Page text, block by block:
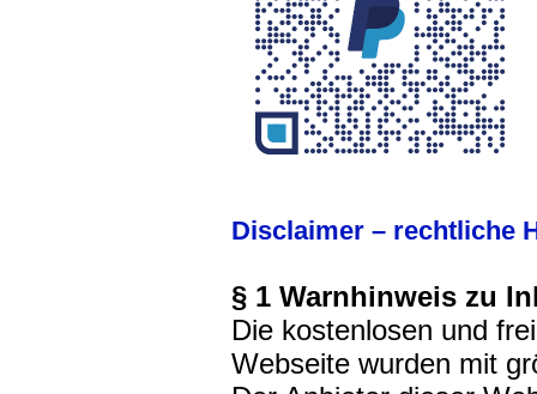
Disclaimer – rechtliche
§ 1 Warnhinweis zu
Die kostenlosen und
Webseite wurden mit